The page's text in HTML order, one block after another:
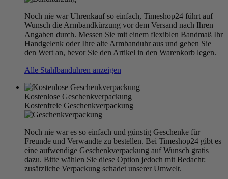
Noch nie war Uhrenkauf so einfach, Timeshop24 führt auf
Wunsch die Armbandkürzung vor dem Versand nach Ihren
Angaben durch. Messen Sie mit einem flexiblen Bandmaß Ihr
Handgelenk oder Ihre alte Armbanduhr aus und geben Sie
den Wert an, bevor Sie den Artikel in den Warenkorb legen.
Alle Stahlbanduhren anzeigen
Kostenlose Geschenkverpackung
Kostenfreie Geschenkverpackung
Noch nie war es so einfach und günstig Geschenke für
Freunde und Verwandte zu bestellen. Bei Timeshop24 gibt es
eine aufwendige Geschenkverpackung auf Wunsch gratis
dazu. Bitte wählen Sie diese Option jedoch mit Bedacht:
zusätzliche Verpackung schadet unserer Umwelt.